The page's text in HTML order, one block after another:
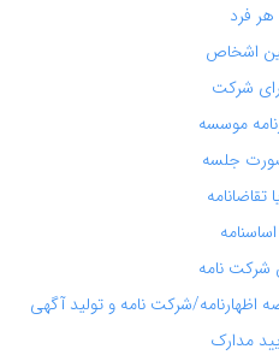
فرد
اشخاص
شرکت
موسسه
جلسه
تقاضانامه
شرکت نامه
شرکت نامه و تولید آگهی
مدارک